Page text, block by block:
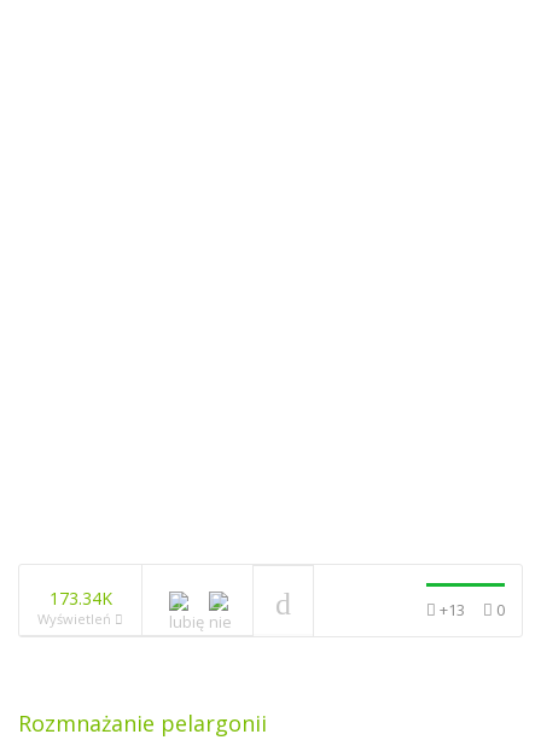
173.34K
Wyświetleń +13 0
Rozmnażanie pelargonii